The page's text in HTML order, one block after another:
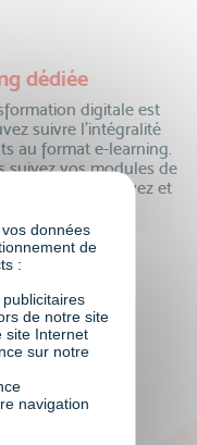
dédiée
digitale est
suivre l’intégralité
au format e-learning.
suivez vos modules de
où que vous soyez et
du suivi
données
de
:
de notre site
site Internet
sur notre
navigation